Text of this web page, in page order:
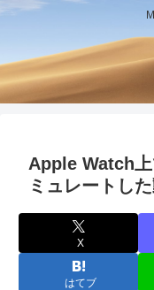
Apple Watch
ミュレートし
X
はてブ